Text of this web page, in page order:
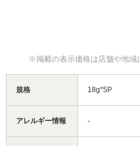
※掲載の表示価格は店舗や地域
規格 18g*5P
アレルギー情報 -